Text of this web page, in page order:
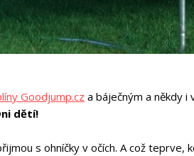
Goodjump.cz a báječným a někdy
dětí!
s ohníčky v očích. A což teprve,